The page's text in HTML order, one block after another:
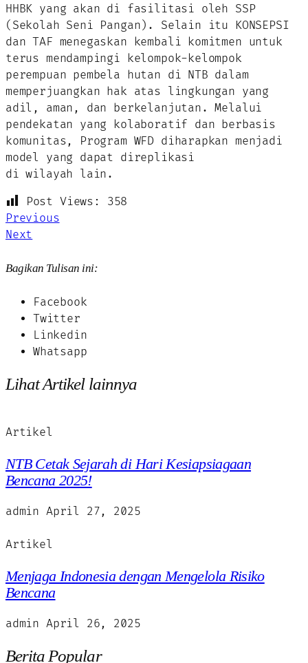
HHBK yang akan di fasilitasi oleh SSP
(Sekolah Seni Pangan). Selain itu KONSEPSI
dan TAF menegaskan kembali komitmen untuk
terus mendampingi kelompok-kelompok
perempuan pembela hutan di NTB dalam
memperjuangkan hak atas lingkungan yang
adil, aman, dan berkelanjutan. Melalui
pendekatan yang kolaboratif dan berbasis
komunitas, Program WFD diharapkan menjadi
model yang dapat direplikasi
di wilayah lain.
Post Views:
358
Previous
Next
Bagikan Tulisan ini:
Facebook
Twitter
Linkedin
Whatsapp
Lihat Artikel lainnya
Artikel
NTB Cetak Sejarah di Hari Kesiapsiagaan
Bencana 2025!
admin April 27, 2025
Artikel
Menjaga Indonesia dengan Mengelola Risiko
Bencana
admin April 26, 2025
Berita Popular